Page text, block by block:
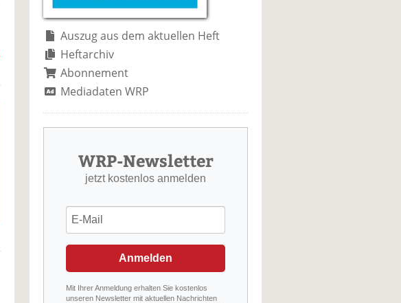
Auszug aus dem aktuellen Heft
Heftarchiv
Abonnement
Mediadaten WRP
WRP-Newsletter
jetzt kostenlos anmelden
Anmelden
Mit Ihrer Anmeldung erhalten Sie kostenlos
unseren Newsletter mit aktuellen Nachrichten